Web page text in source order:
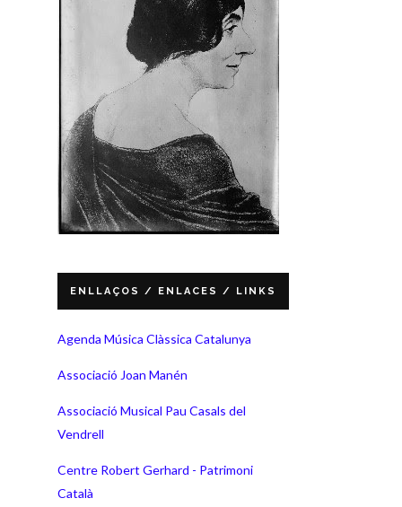
ENLLAÇOS / ENLACES / LINKS
Agenda Música Clàssica Catalunya
Associació Joan Manén
Associació Musical Pau Casals del
Vendrell
Centre Robert Gerhard - Patrimoni
Català